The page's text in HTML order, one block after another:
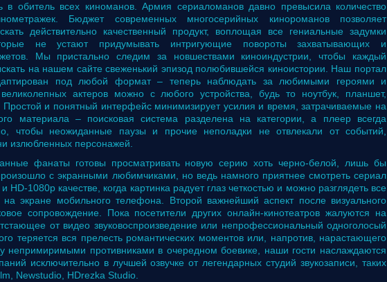
в обитель всех киноманов. Армия сериаломанов давно превысила количество
Бюджет современных многосерийных кинороманов позволяет
действительно качественный продукт, воплощая все гениальные задумки
не устают придумывать интригующие повороты захватывающих и
Мы пристально следим за новшествами киноиндустрии, чтобы каждый
на нашем сайте свеженький эпизод полюбившейся киноистории. Наш портал
под любой формат – теперь наблюдать за любимыми героями и
актеров можно с любого устройства, будь то ноутбук, планшет,
и понятный интерфейс минимизирует усилия и время, затрачиваемые на
материала – поисковая система разделена на категории, а плеер всегда
чтобы неожиданные паузы и прочие неполадки не отвлекали от событий,
излюбленных персонажей.
фанаты готовы просматривать новую серию хоть черно-белой, лишь бы
с экранными любимчиками, но ведь намного приятнее смотреть сериал
HD-1080р качестве, когда картинка радует глаз четкостью и можно разглядеть все
экране мобильного телефона. Второй важнейший аспект после визуального
сопровождение. Пока посетители других онлайн-кинотеатров жалуются на
от видео звуковоспроизведение или непрофессиональный одноголосый
теряется вся прелесть романтических моментов или, напротив, нарастающего
непримиримыми противниками в очередном боевике, наши гости наслаждаются
исключительно в лучшей озвучке от легендарных студий звукозаписи, таких
Newstudio, HDrezka Studio.